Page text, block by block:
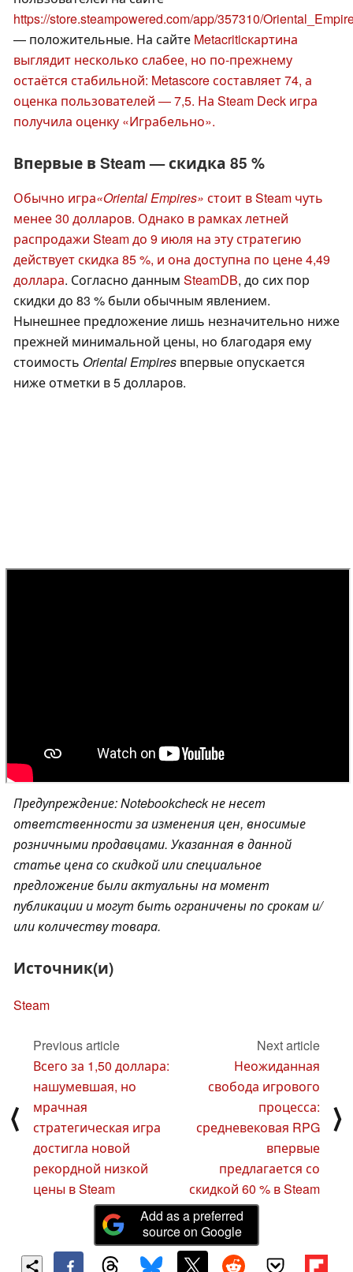
https://store.steampowered.com/app/357310/
— положительные. На сайте Metacriticкартина
выглядит несколько слабее, но по-прежнему
остаётся стабильной: Metascore составляет 74, а
оценка пользователей — 7,5. На Steam Deck игра
получила оценку «Играбельно».
Впервые в Steam — скидка 85 %
Обычно игра«Oriental Empires» стоит в Steam чуть
менее 30 долларов. Однако в рамках летней
распродажи Steam до 9 июля на эту стратегию
действует скидка 85 %, и она доступна по цене 4,49
доллара. Согласно данным SteamDB, до сих пор
скидки до 83 % были обычным явлением.
Нынешнее предложение лишь незначительно ниже
прежней минимальной цены, но благодаря ему
стоимость Oriental Empires впервые опускается
ниже отметки в 5 долларов.
Предупреждение: Notebookcheck не несет
ответственности за изменения цен, вносимые
розничными продавцами. Указанная в данной
статье цена со скидкой или специальное
предложение были актуальны на момент
публикации и могут быть ограничены по срокам и/
или количеству товара.
Источник(и)
Steam
⟨
Previous article
Всего за 1,50 доллара:
нашумевшая, но
мрачная
стратегическая игра
достигла новой
рекордной низкой
цены в Steam
Next article
Неожиданная
свобода игрового
процесса:
средневековая RPG
впервые
предлагается со
скидкой 60 % в Steam
⟩
Add as a preferred
source on Google